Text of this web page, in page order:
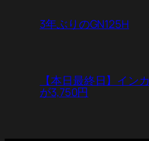
3年ぶりのGN125H
【本日最終日】イン
が3,750円